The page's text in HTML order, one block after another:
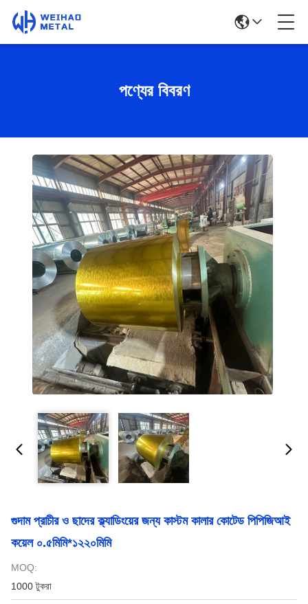
পণ্যের বিবরণ
গুদাম প্রাচীর ও ছাদের ক্ল্যাডিংয়ের জন্য কাস্টম কালার কোটেড পিপিজিআই
কয়েল ০.৫মিমি*১২২০মিমি
MOQ:
1000 টুকরা